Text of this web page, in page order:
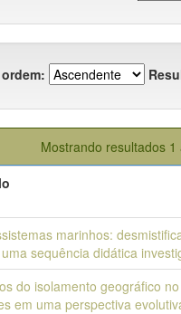
ordem:
Mostrando resultados 1
marinhos:
sequência didática
do isolamento geográfico
em uma perspectiva